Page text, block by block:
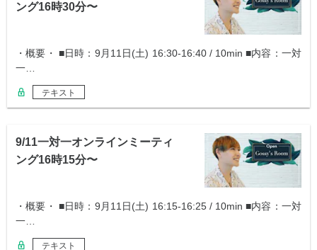
ング16時30分〜
・概要・ ■日時：9月11日(土) 16:30-16:40 / 10min ■内容：一対
一…
テキスト
9/11一対一オンラインミーティ
ング16時15分〜
・概要・ ■日時：9月11日(土) 16:15-16:25 / 10min ■内容：一対
一…
テキスト